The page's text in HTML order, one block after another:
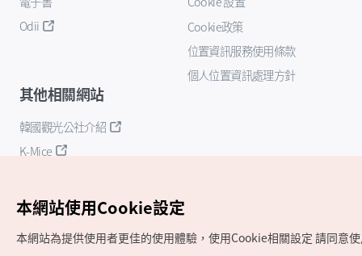
Odii
Cookie政策
位置資訊服務使用條款
個人位置資訊處理方針
其他相關網站
韓國觀光公社介紹
K-Mice
本網站使用Cookie設定
本網站為提供使用者更佳的使用體驗，使用Cookie相關設定 請同意